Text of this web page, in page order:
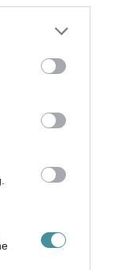
more Google
may click to
party tags to
below Google
ügye
KÖZTÁRSASÁGI
KÉSZÜL,